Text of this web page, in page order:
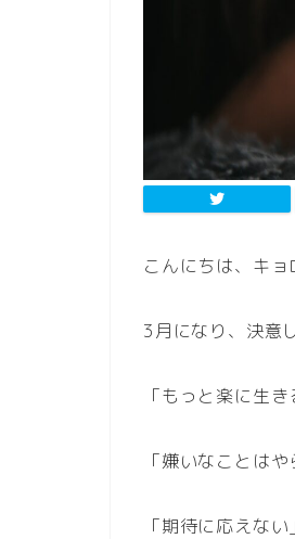
こんにちは、キョ
3月になり、決意
「もっと楽に生き
「嫌いなことは
「期待に応えない」